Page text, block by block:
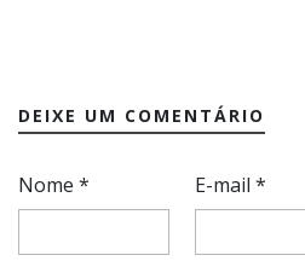
DEIXE UM COMENTÁRIO
Nome * E-mail*